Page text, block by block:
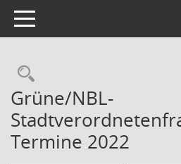
Toggle navigation
Rechercheauswahl
Grüne/NBL-
Termine 2022